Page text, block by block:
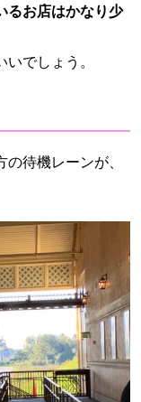
るお店はかなり少
でしょう。
待機レーンが、